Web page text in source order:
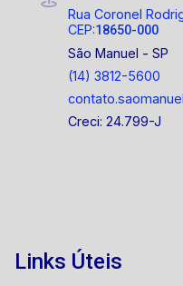
Rua Coronel
CEP:18650-000
São Manuel - SP
(14) 3812-5600
Creci: 24.799-J
Links Úteis